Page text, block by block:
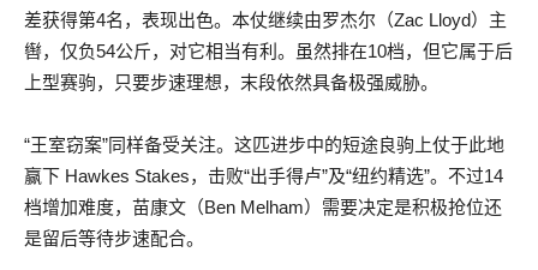
差获得第4名，表现出色。本仗继续由罗杰尔（Zac Lloyd）主
辔，仅负54公斤，对它相当有利。虽然排在10档，但它属于后
上型赛驹，只要步速理想，末段依然具备极强威胁。
“王室窃案”同样备受关注。这匹进步中的短途良驹上仗于此地
赢下 Hawkes Stakes，击败“出手得卢”及“纽约精选”。不过14
档增加难度，苗康文（Ben Melham）需要决定是积极抢位还
是留后等待步速配合。